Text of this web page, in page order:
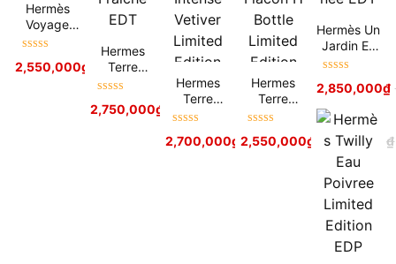
Hermès
Voyage
d’Hermes
hạng5sao 5,700,000
2,550,000₫
Hermes
Terre
D’Hermes
Fraiche
hạng5sao 5,900,000
2,750,000₫
Hermes
Terre
D’Hermes
Intense
hạng5sao 5,500,000
2,700,000₫
Hermes
Terre
d’Hermes
Flacon H
hạng5sao 5,500,000₫
2,550,000₫
Hermès Un
Jardin En
Mediterran
hạng5sao
2,850,000₫